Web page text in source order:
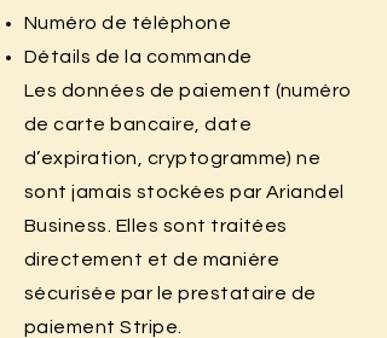
Numéro de téléphone
Détails de la commande
Les données de paiement (numéro
de carte bancaire, date
d’expiration, cryptogramme) ne
sont jamais stockées par Ariandel
Business. Elles sont traitées
directement et de manière
sécurisée par le prestataire de
paiement Stripe.